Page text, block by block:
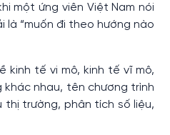
một ứng viên Việt Nam nói
là “muốn đi theo hướng nào
tế vi mô, kinh tế vĩ mô,
nhau, tên chương trình
thị trường, phân tích số liệu,